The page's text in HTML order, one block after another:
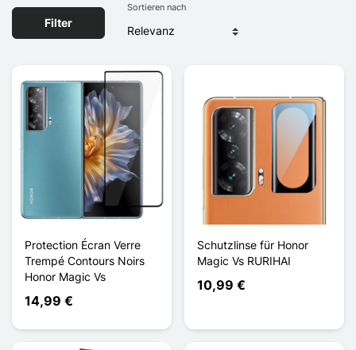
Filter
Sortieren nach
Protection Écran Verre
Trempé Contours Noirs
Honor Magic Vs
14,99 €
Schutzlinse für Honor
Magic Vs RURIHAI
10,99 €